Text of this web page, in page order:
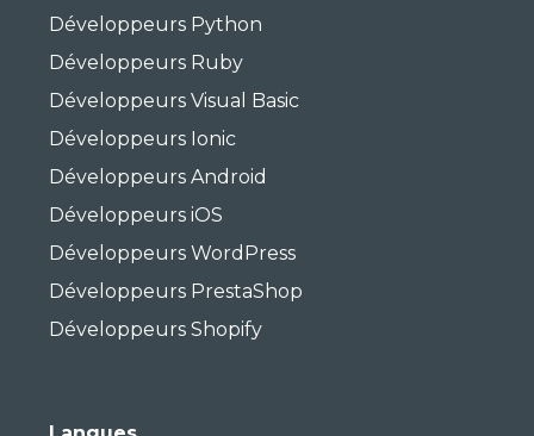
Développeurs Python
Développeurs Ruby
Développeurs Visual Basic
Développeurs Ionic
Développeurs Android
Développeurs iOS
Développeurs WordPress
Développeurs PrestaShop
Développeurs Shopify